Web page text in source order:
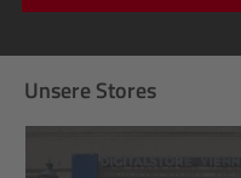
Unsere Stores